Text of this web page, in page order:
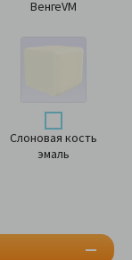
ВенгеVM
Слоновая кость
эмаль